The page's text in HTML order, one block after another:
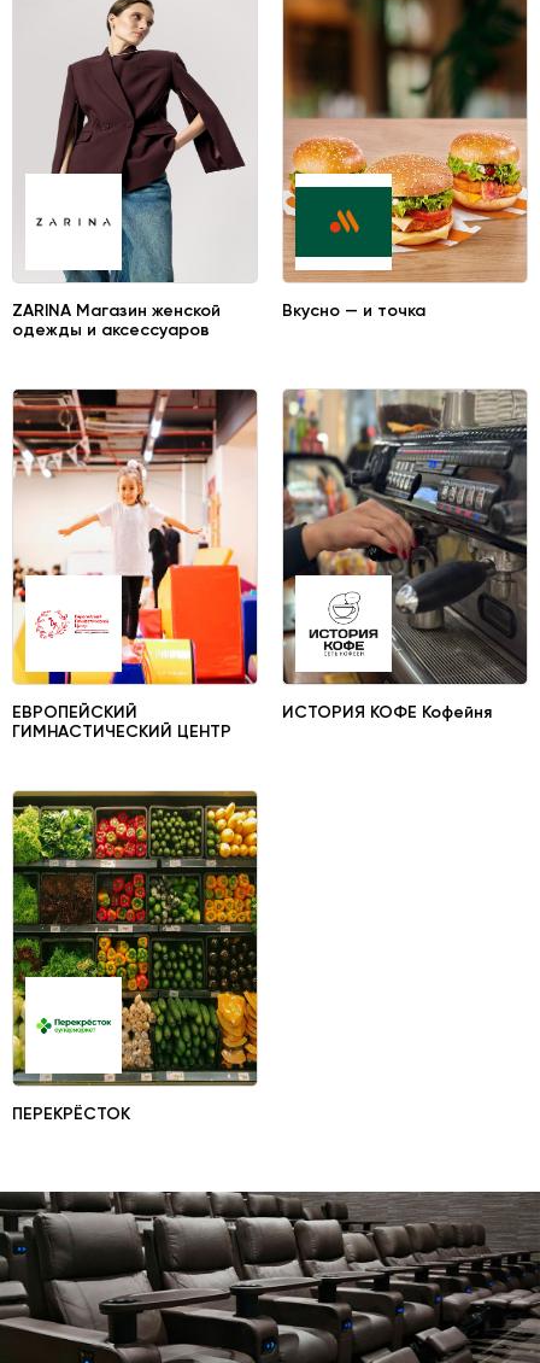
ZARINA Магазин женской
одежды и аксессуаров
Вкусно — и точка
ЕВРОПЕЙСКИЙ
ГИМНАСТИЧЕСКИЙ ЦЕНТР
ИСТОРИЯ КОФЕ Кофейня
ПЕРЕКРЁСТОК